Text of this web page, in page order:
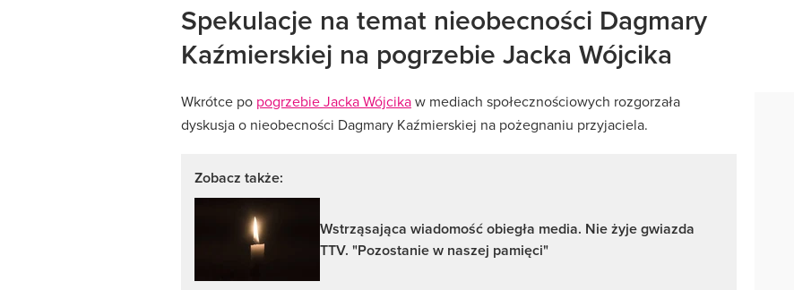
Spekulacje na temat nieobecności Dagmary
Kaźmierskiej na pogrzebie Jacka Wójcika
Wkrótce po pogrzebie Jacka Wójcikaw mediach społecznościowych rozgorzała
dyskusja o nieobecności Dagmary Kaźmierskiej na pożegnaniu przyjaciela.
Zobacz także:
Wstrząsająca wiadomość obiegła media. Nie żyje gwiazda
TTV. "Pozostanie w naszej pamięci"